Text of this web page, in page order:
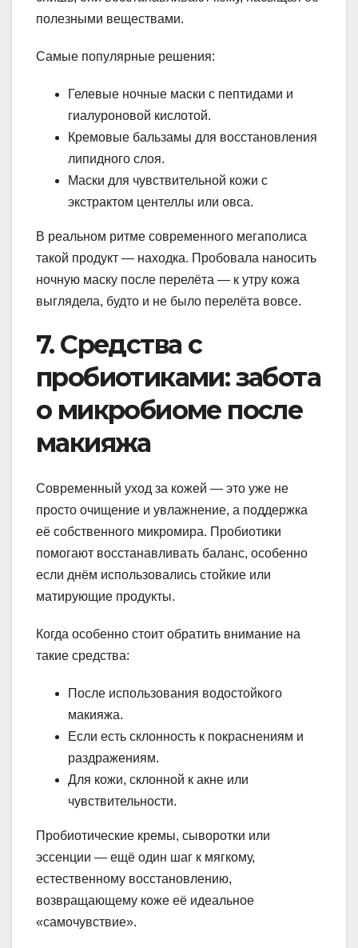
полезными веществами.
Самые популярные решения:
Гелевые ночные маски с пептидами и
гиалуроновой кислотой.
Кремовые бальзамы для восстановления
липидного слоя.
Маски для чувствительной кожи с
экстрактом центеллы или овса.
В реальном ритме современного мегаполиса
такой продукт — находка. Пробовала наносить
ночную маску после перелёта — к утру кожа
выглядела, будто и не было перелёта вовсе.
7. Средства с
пробиотиками: забота
о микробиоме после
макияжа
Современный уход за кожей — это уже не
просто очищение и увлажнение, а поддержка
её собственного микромира. Пробиотики
помогают восстанавливать баланс, особенно
если днём использовались стойкие или
матирующие продукты.
Когда особенно стоит обратить внимание на
такие средства:
После использования водостойкого
макияжа.
Если есть склонность к покраснениям и
раздражениям.
Для кожи, склонной к акне или
чувствительности.
Пробиотические кремы, сыворотки или
эссенции — ещё один шаг к мягкому,
естественному восстановлению,
возвращающему коже её идеальное
«самочувствие».